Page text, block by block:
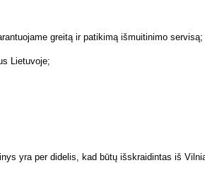
greitą ir patikimą išmuitinimo servisą;
Lietuvoje;
yra per didelis, kad būtų išskraidintas iš